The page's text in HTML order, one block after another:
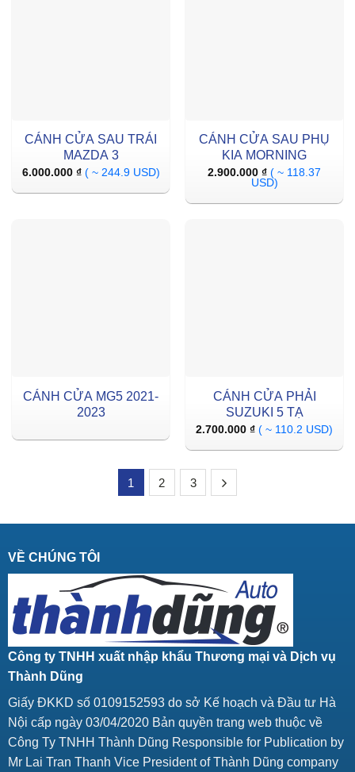
CÁNH CỬA SAU TRÁI
MAZDA 3
6.000.000 ₫ ( ~ 244.9 USD)
CÁNH CỬA SAU PHỤ
KIA MORNING
2.900.000 ₫ ( ~ 118.37
USD)
CÁNH CỬA MG5 2021-
2023
CÁNH CỬA PHẢI
SUZUKI 5 TẠ
2.700.000 ₫ ( ~ 110.2 USD)
1 2 3
VỀ CHÚNG TÔI
Công ty TNHH xuất nhập khẩu Thương mại và Dịch vụ
Thành Dũng
Giấy ĐKKD số 0109152593 do sở Kế hoạch và Đầu tư Hà
Nội cấp ngày 03/04/2020 Bản quyền trang web thuộc về
Công Ty TNHH Thành Dũng Responsible for Publication by
Mr Lai Tran Thanh Vice President of Thành Dũng company